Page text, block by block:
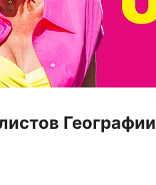
Географии